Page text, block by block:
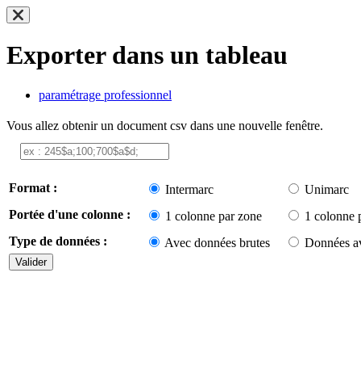
Exporter dans un tableau
paramétrage professionnel
Vous allez obtenir un document csv dans une nouvelle fenêtre.
Format : Intermarc
Unimarc
Portée d'une colonne :
1 colonne par zone
1 colonne
Type de données :
Avec données brutes Données